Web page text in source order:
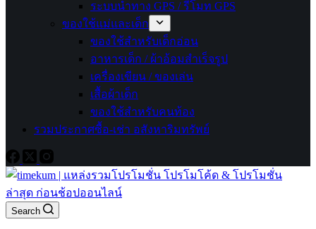
ระบบนำทาง GPS / รีโมท GPS
ของใช้แม่และเด็ก
ของใช้สำหรับเด็กอ่อน
อาหารเด็ก / ผ้าอ้อมสำเร็จรูป
เครื่องเขียน / ของเล่น
เสื้อผ้าเด็ก
ของใช้สำหรับคนท้อง
รวมประกาศซื้อ-เช่า อสังหาริมทรัพย์
Search